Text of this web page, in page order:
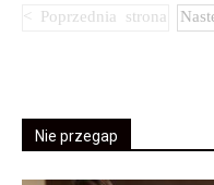
Nie przegap